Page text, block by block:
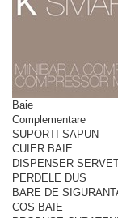
Baie
Complementare
SUPORTI SAPUN
CUIER BAIE
DISPENSER
PERDELE DUS
BARE DE
COS BAIE